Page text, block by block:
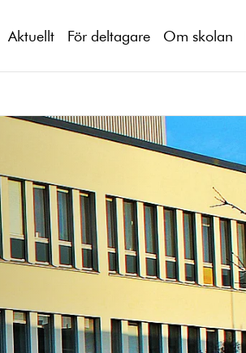
Aktuellt För deltagare Om skolan